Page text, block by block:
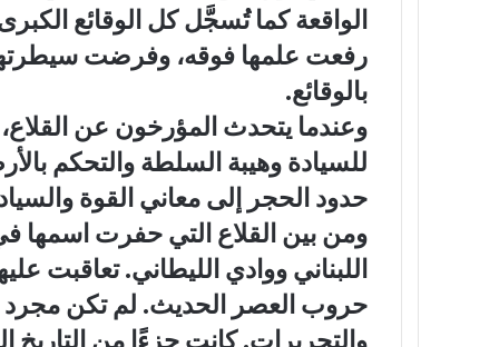
الواقعة كما تُسجَّل كل الوقائع
رفعت علمها فوقه، وفرضت سيطرتها
بالوقائع.
وعندما يتحدث المؤرخون عن
للسيادة وهيبة السلطة والتحكم
حدود الحجر إلى معاني القوة
ومن بين القلاع التي حفرت اسمها
اللبناني ووادي الليطاني. تعاقبت
حروب العصر الحديث. لم تكن مجرد